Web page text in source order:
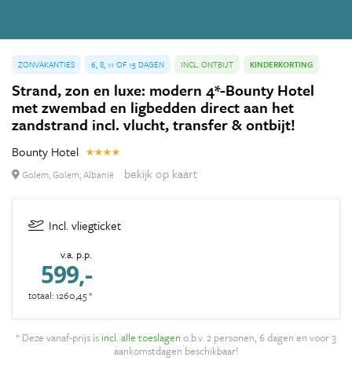
ZONVAKANTIES 6, 8, 11 OF 15 DAGEN INCL. ONTBIJT KINDERKORTING
Strand, zon en luxe: modern 4*-Bounty Hotel
met zwembad en ligbedden direct aan het
zandstrand incl. vlucht, transfer & ontbijt!
Bounty Hotel
Golem, Golem, Albanië bekijk op kaart
Incl. vliegticket
v.a. p.p.
599,-
totaal: 1260,45 *
* Deze vanaf-prijs is incl. alle toeslagen o.b.v. 2 personen, 6 dagen en voor 3
aankomstdagen beschikbaar!